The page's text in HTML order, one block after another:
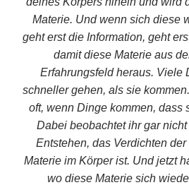
Materie. Und wenn sich diese
geht erst die Information, geht
damit diese Materie aus
Erfahrungsfeld heraus. Viele
schneller gehen, als sie
oft, wenn Dinge kommen, dass
Dabei beobachtet ihr gar
Entstehen, das Verdichten
Materie im Körper ist. Und jetzt
wo diese Materie sich